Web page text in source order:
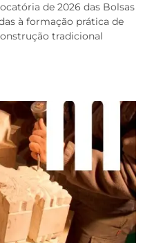
de 2026 das Bolsas
à formação prática de
tradicional